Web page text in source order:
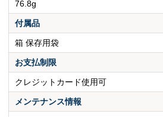
76.8g
付属品
箱 保存用袋
お支払制限
クレジットカード使用可
メンテナンス情報